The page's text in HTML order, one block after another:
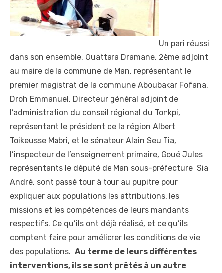
Un pari réussi
dans son ensemble. Ouattara Dramane, 2ème adjoint
au maire de la commune de Man, représentant le
premier magistrat de la commune Aboubakar Fofana,
Droh Emmanuel, Directeur général adjoint de
l’administration du conseil régional du Tonkpi,
représentant le président de la région Albert
Toikeusse Mabri, et le sénateur Alain Seu Tia,
l’inspecteur de l’enseignement primaire, Goué Jules
représentants le député de Man sous-préfecture Sia
André, sont passé tour à tour au pupitre pour
expliquer aux populations les attributions, les
missions et les compétences de leurs mandants
respectifs. Ce qu’ils ont déjà réalisé, et ce qu’ils
comptent faire pour améliorer les conditions de vie
des populations. Au terme de leurs différentes
interventions, ils se sont prêtés à un autre